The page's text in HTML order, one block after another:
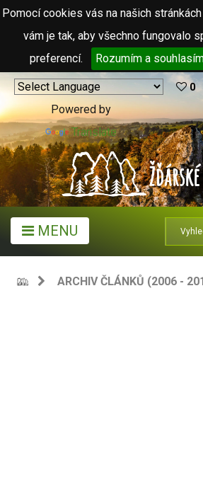
Pomocí cookies vás na našich
vám je tak, aby všechno fungovalo
preferencí.
Rozumím a
Powered by
Translate
0
MENU
ARCHIV ČLÁNKŮ (2006 -